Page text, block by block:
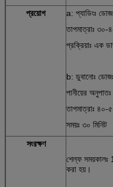
প্রয়োগ
a: প্যাডিংঃ
তাপমাত্রাঃ ৩০-
প্রক্রিয়াঃ এক
b: ডুবানোঃ
পানীয়ের
তাপমাত্রাঃ ৪০-
সময়ঃ ৩০ মিনিট
সংরক্ষণ
শেল্ফ সময়কালঃ
করা হয়।